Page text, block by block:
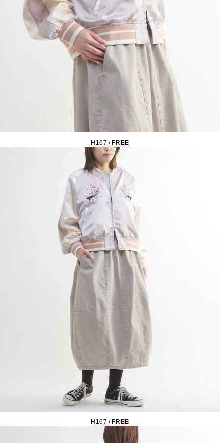
H167 / FREE
H167 / FREE